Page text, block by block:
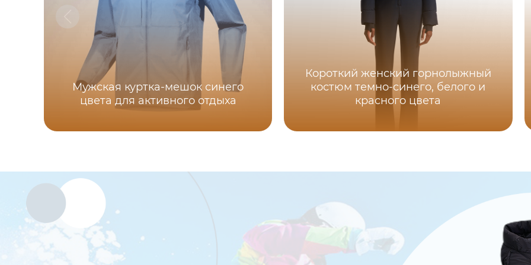
Мужская куртка-мешок синего
цвета для активного отдыха
Короткий женский горнолыжный
костюм темно-синего, белого и
красного цвета